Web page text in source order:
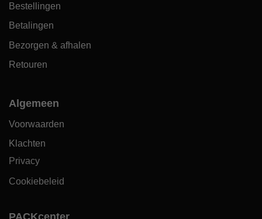
Bestellingen
Betalingen
Bezorgen & afhalen
Retouren
Algemeen
Voorwaarden
Klachten
Privacy
Cookiebeleid